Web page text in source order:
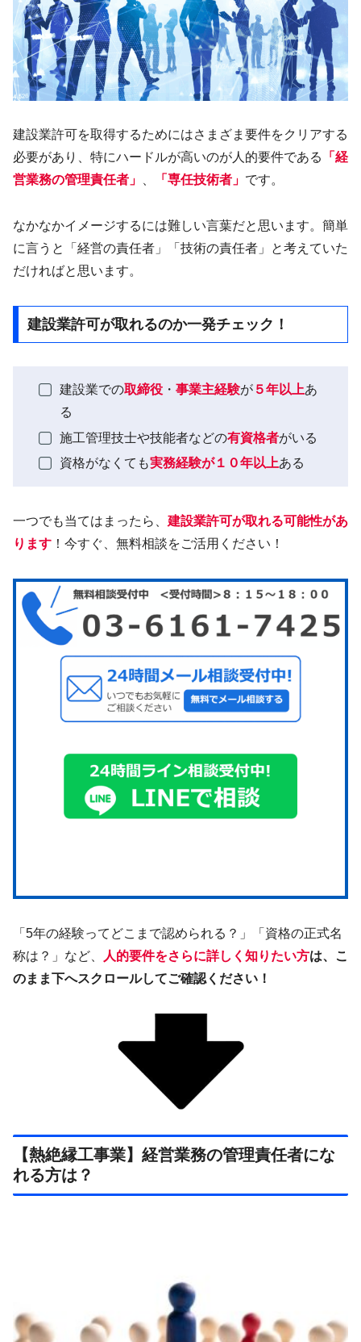
建設業許可を取得するためにはさまざま要件をクリアする
必要があり、特にハードルが高いのが人的要件である
「経
営業務の管理責任者」
「専任技術者」 です。
なかなかイメージするには難しい言葉だと思います。簡単
に言うと「経営の責任者」「技術の責任者」と考えていた
だければと思います。
建設業許可が取れるのか一発チェック！
建設業での取締役・ 事業主経験が５年以上あ
る
施工管理技士や技能者などの有資格者がいる
資格がなくても実務経験が１０年以上ある
一つでも当てはまったら、 建設業許可が取れる可能性があ
ります ！今すぐ、無料相談をご活用ください！
「5年の経験ってどこまで認められる？」「資格の正式名
称は？」など、
人的要件をさらに詳しく知りたい方は、こ
のまま下へスクロールしてご確認ください！
【熱絶縁工事業】経営業務の管理責任者にな
れる方は？